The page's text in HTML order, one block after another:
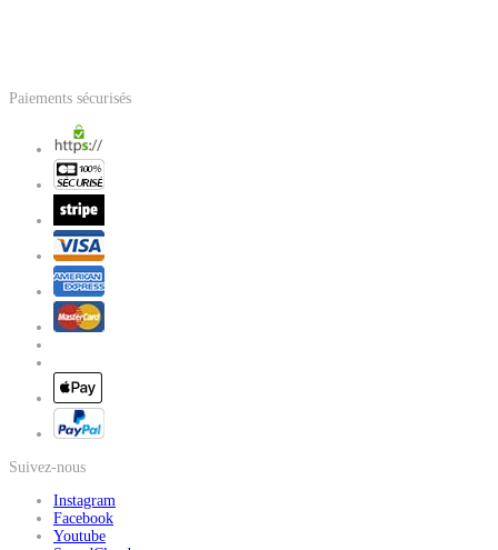
Paiements sécurisés
Suivez-nous
Instagram
Facebook
Youtube